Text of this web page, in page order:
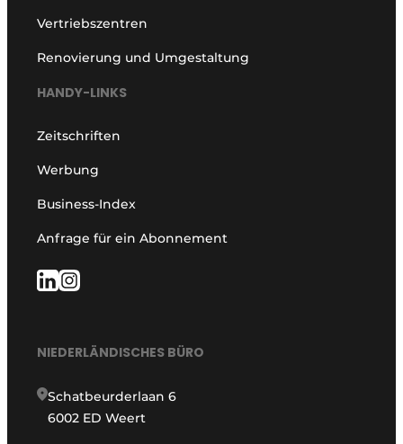
Vertriebszentren
Renovierung und Umgestaltung
HANDY-LINKS
Zeitschriften
Werbung
Business-Index
Anfrage für ein Abonnement
NIEDERLÄNDISCHES BÜRO
Schatbeurderlaan 6
6002 ED Weert